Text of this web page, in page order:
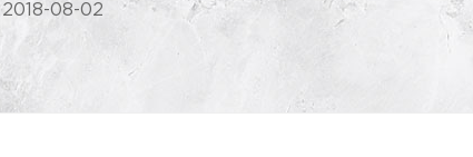
2018-08-02